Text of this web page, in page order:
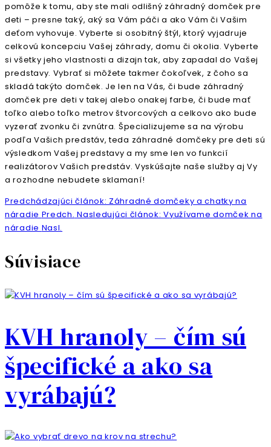
pomôže k tomu, aby ste mali odlišný záhradný domček pre
deti – presne taký, aký sa Vám páči a ako Vám či Vašim
deťom vyhovuje. Vyberte si osobitný štýl, ktorý vyjadruje
celkovú koncepciu Vašej záhrady, domu či okolia. Vyberte
si všetky jeho vlastnosti a dizajn tak, aby zapadal do Vašej
predstavy. Vybrať si môžete takmer čokoľvek, z čoho sa
skladá takýto domček. Je len na Vás, či bude záhradný
domček pre deti v takej alebo onakej farbe, či bude mať
toľko alebo toľko metrov štvorcových a celkovo ako bude
vyzerať zvonku či zvnútra. Špecializujeme sa na výrobu
podľa Vašich predstáv, teda záhradné domčeky pre deti sú
výsledkom Vašej predstavy a my sme len vo funkcií
realizátorov Vašich predstáv. Vyskúšajte naše služby aj Vy
a rozhodne nebudete sklamaní!
Predchádzajúci článok: Záhradné domčeky a chatky na
náradie Predch. Nasledujúci článok: Využívame domček na
náradie Nasl.
Súvisiace
KVH hranoly – čím sú
špecifické a ako sa
vyrábajú?